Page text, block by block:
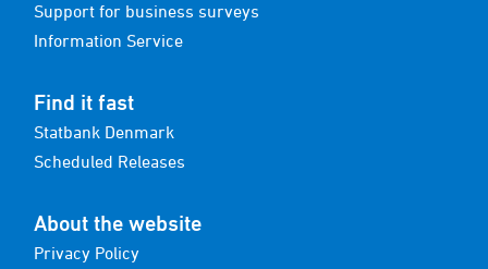
Support for business surveys
Information Service
Find it fast
Statbank Denmark
Scheduled Releases
About the website
Privacy Policy